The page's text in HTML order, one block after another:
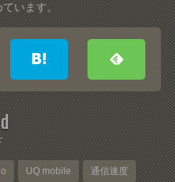
います。
UQ mobile 通信速度